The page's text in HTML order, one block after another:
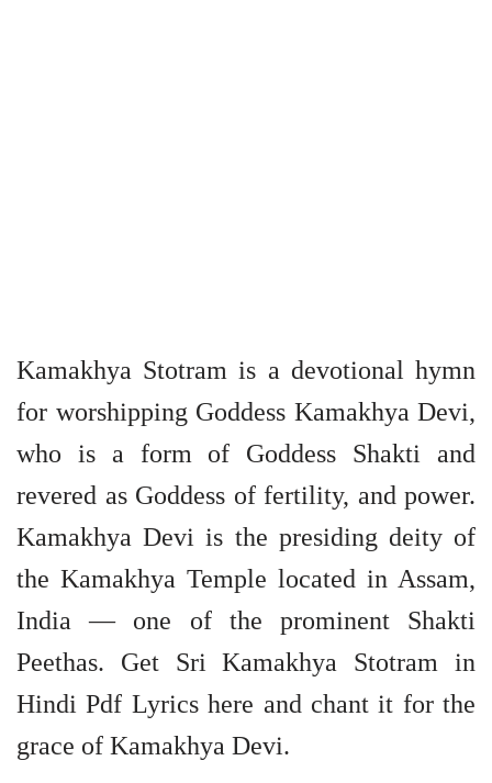
Kamakhya Stotram is a devotional hymn
for worshipping Goddess Kamakhya Devi,
who is a form of Goddess Shakti and
revered as Goddess of fertility, and power.
Kamakhya Devi is the presiding deity of
the Kamakhya Temple located in Assam,
India — one of the prominent Shakti
Peethas. Get Sri Kamakhya Stotram in
Hindi Pdf Lyrics here and chant it for the
grace of Kamakhya Devi.